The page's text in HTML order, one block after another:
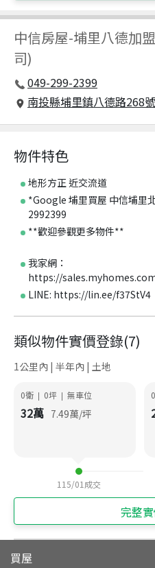
中信房屋-埔里八德加
司)
049-299-2399
南投縣埔里鎮八德路268號
物件特色
地形方正 近交流道
*Google 埔里買屋 中信埔里
2992399
**歡迎參觀更多物件**
我家網：
https://
LINE: https://lin.ee/f37StV4
類似物件實價登錄(7)
1公里內 | 半年內 | 土地
0衛 | 0坪 | 無車位
32萬 7.49萬/坪
115/01 成交
完整
買屋